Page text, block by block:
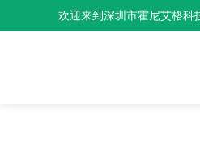
欢迎来到深圳市霍尼艾格科